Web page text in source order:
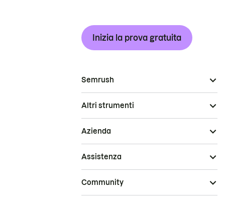
Inizia la prova gratuita
Semrush
Altri strumenti
Azienda
Assistenza
Community